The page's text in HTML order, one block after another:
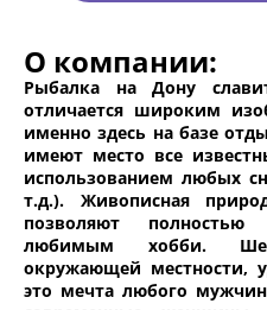
О компании:
Рыбалка на Дону
отличается широким
именно здесь на базе
имеют место все
использованием любых
т.д.). Живописная
позволяют полностью
любимым хобби.
окружающей местности,
это мечта любого